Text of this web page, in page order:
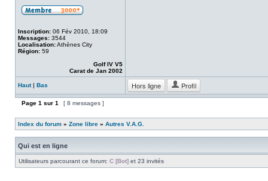
Inscription: 06 Fév 2010, 18:09
Messages: 3544
Localisation:Athènes City
Région: 59
Golf IV V5
Carat de Jan 2002
Haut| Bas Hors ligne Profil
Page 1 sur 1 [ 8 messages ]
Index du forum » Zone libre » Autres V.A.G.
Qui est en ligne
Utilisateurs parcourant ce forum: C [Bot] et 23 invités